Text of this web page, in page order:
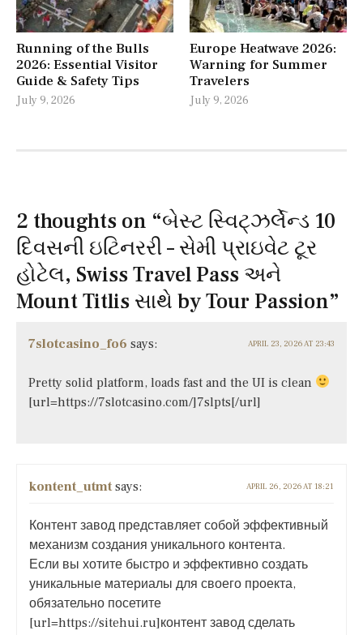
Running of the Bulls
2026: Essential Visitor
Guide & Safety Tips
July 9, 2026
Europe Heatwave 2026:
Warning for Summer
Travelers
July 9, 2026
2 thoughts on “બેસ્ટ સ્વિટ્ઝર્લેન્ડ 10
દિવસની ઇટિનરરી – સેમી પ્રાઇવેટ ટૂર
હોટેલ, Swiss Travel Pass અને
Mount Titlis સાથે by Tour Passion”
7slotcasino_fo6 says: APRIL 23, 2026 AT 23:43
Pretty solid platform, loads fast and the UI is clean
[url=https://7slotcasino.com/]7slpts[/url]
kontent_utmt says: APRIL 26, 2026 AT 18:21
Контент завод представляет собой эффективный
механизм создания уникального контента.
Если вы хотите быстро и эффективно создать
уникальные материалы для своего проекта,
обязательно посетите
[url=https://sitehui.ru]контент завод сделать